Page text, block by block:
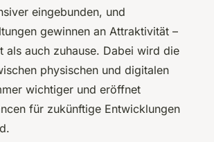
eingebunden, und
gewinnen an Attraktivität –
als auch zuhause. Dabei wird die
physischen und digitalen
wichtiger und eröffnet
für zukünftige Entwicklungen